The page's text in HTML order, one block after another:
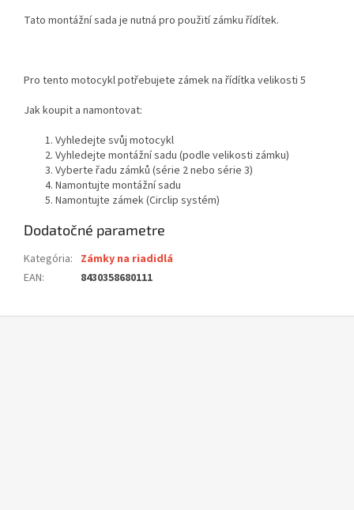
Tato montážní sada je nutná pro použití zámku řídítek.
Pro tento motocykl potřebujete zámek na řídítka velikosti 5
Jak koupit a namontovat:
Vyhledejte svůj motocykl
Vyhledejte montážní sadu (podle velikosti zámku)
Vyberte řadu zámků (série 2 nebo série 3)
Namontujte montážní sadu
Namontujte zámek (Circlip systém)
Dodatočné parametre
Kategória: Zámky na riadidlá
EAN: 8430358680111